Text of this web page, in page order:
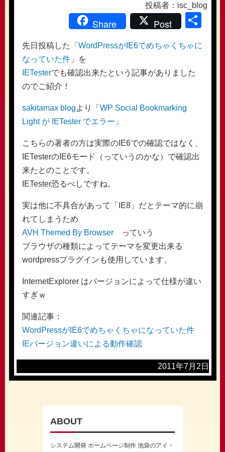
投稿者：isc_blog
Share Post
共
先日投稿した「 WordPressがIE6でめちゃくちゃに
なっていた件」を
IETesterでも確認出来たという記事がありました
のでご紹介！
sakitamax blogより「 WP Social Bookmarking
Light が IETester でエラー 」
こちらの著者の方は実際のIE6での確認ではなく、
IETesterのIE6モード（っていうのかな）で確認出
来たとのことです。
IETester恐るべしですね。
実は他に不具合があって「IE8」だとテーマ的に崩
れてしまうため
AVH Themed By Browserっていう
ブラウザの種類によってテーマを変更出来る
wordpressプラグインも使用しています。
InternetExplorer はバージョンによって仕様が違い
すぎｗ
関連記事：
WordPressがIE6でめちゃくちゃになっていた件
IEバージョン違いによる動作確認
2011年7月2日
ABOUT
システム開発 ホームページ制作 池袋のアイ・